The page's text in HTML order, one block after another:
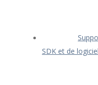
SDK et de